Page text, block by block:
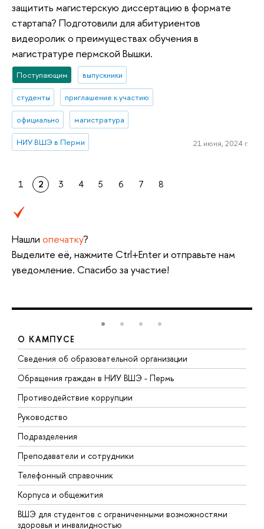
защитить магистерскую диссертацию в формате
стартапа? Подготовили для абитуриентов
видеоролик о преимуществах обучения в
магистратуре пермской Вышки.
Поступающим выпускники
студенты приглашение к участию
официально магистратура
НИУ ВШЭ в Перми 21 июня, 2024 г.
1 2 3 4 5 6 7 8
Нашли опечатку?
Выделите её, нажмите Ctrl+Enter и отправьте нам
уведомление. Спасибо за участие!
О КАМПУСЕ
Сведения об образовательной организации
Обращения граждан в НИУ ВШЭ - Пермь
Противодействие коррупции
Руководство
Подразделения
Преподаватели и сотрудники
Телефонный справочник
Корпуса и общежития
ВШЭ для студентов с ограниченными возможностями
здоровья и инвалидностью